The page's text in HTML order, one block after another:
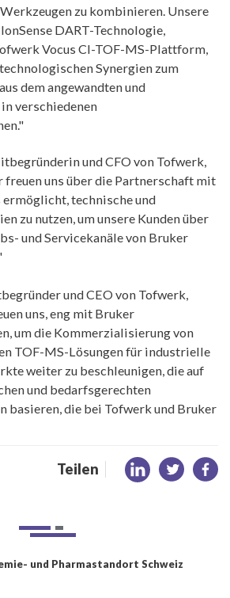
zu kombinieren. Unsere
DART-Technologie,
Vocus CI-TOF-MS-Plattform,
Synergien zum
dem angewandten und
verschiedenen
und CFO von Tofwerk,
uns über die Partnerschaft mit
ermöglicht, technische und
zu nutzen, um unsere Kunden über
und Servicekanäle von Bruker
und CEO von Tofwerk,
uns, eng mit Bruker
um die Kommerzialisierung von
TOF-MS-Lösungen für industrielle
weiter zu beschleunigen, die auf
und bedarfsgerechten
basieren, die bei Tofwerk und Bruker
Teilen
und Pharmastandort Schweiz